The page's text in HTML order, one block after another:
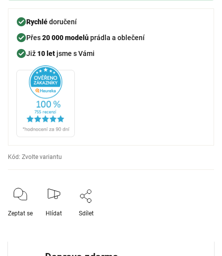
Rychlédoručení
Přes20 000 modelůprádla a oblečení
Již 10 let jsme s Vámi
Kód: Zvolte variantu
Zeptat se Hlídat Sdílet